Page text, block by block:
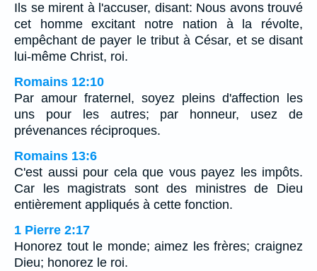
Ils se mirent à l'accuser, disant: Nous avons trouvé
cet homme excitant notre nation à la révolte,
empêchant de payer le tribut à César, et se disant
lui-même Christ, roi.
Romains 12:10
Par amour fraternel, soyez pleins d'affection les
uns pour les autres; par honneur, usez de
prévenances réciproques.
Romains 13:6
C'est aussi pour cela que vous payez les impôts.
Car les magistrats sont des ministres de Dieu
entièrement appliqués à cette fonction.
1 Pierre 2:17
Honorez tout le monde; aimez les frères; craignez
Dieu; honorez le roi.